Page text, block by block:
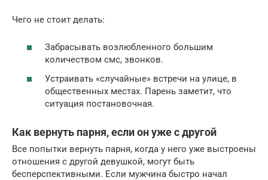
Чего не стоит делать:
Забрасывать возлюбленного большим
количеством смс, звонков.
Устраивать «случайные» встречи на улице, в
общественных местах. Парень заметит, что
ситуация постановочная.
Как вернуть парня, если он уже с другой
Все попытки вернуть парня, когда у него уже выстроены
отношения с другой девушкой, могут быть
бесперспективными. Если мужчина быстро начал